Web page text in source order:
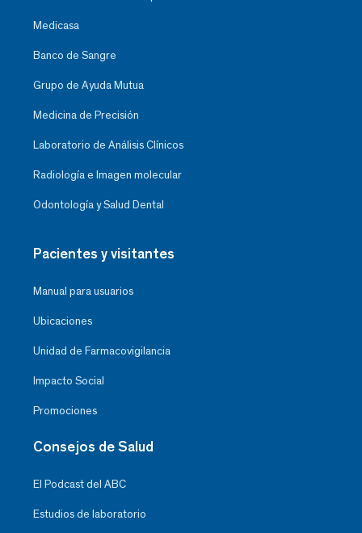
Medicasa
Banco de Sangre
Grupo de Ayuda Mutua
Medicina de Precisión
Laboratorio de Análisis Clínicos
Radiología e Imagen molecular
Odontología y Salud Dental
Pacientes y visitantes
Manual para usuarios
Ubicaciones
Unidad de Farmacovigilancia
Impacto Social
Promociones
Consejos de Salud
El Podcast del ABC
Estudios de laboratorio